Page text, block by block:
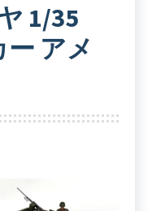
1/35
アメ